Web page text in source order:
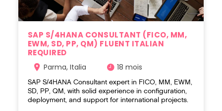
SAP S/4HANA CONSULTANT (FICO, MM,
EWM, SD, PP, QM) FLUENT ITALIAN
REQUIRED
Parma, Italia 18 mois
SAP S/4HANA Consultant expert in FICO, MM, EWM,
SD, PP, QM, with solid experience in configuration,
deployment, and support for international projects.